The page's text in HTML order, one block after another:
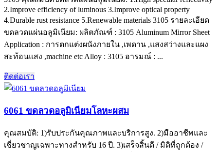
2.Improve efficiency of luminous 3.Improve optical property
4.Durable rust resistance 5.Renewable materials 3105 รายละเอียด
ขดลวดแผ่นอลูมิเนียม: ผลิตภัณฑ์ : 3105 Aluminum Mirror Sheet
Application : การตกแต่งผนังภายใน ,เพดาน ,แสงสว่างและแผง
สะท้อนแสง ,machine etc Alloy : 3105 อารมณ์ : ...
ติดต่อเรา
6061 ขดลวดอลูมิเนียมโลหะผสม
คุณสมบัติ: 1)รับประกันคุณภาพและบริการสูง. 2)มืออาชีพและ
เชี่ยวชาญเฉพาะทางสำหรับ 16 ปี. 3)เสร็จสิ้นดี / มิติที่ถูกต้อง /